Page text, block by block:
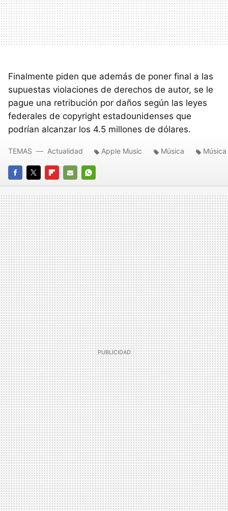
Finalmente piden que además de poner final a las
supuestas violaciones de derechos de autor, se le
pague una retribución por daños según las leyes
federales de copyright estadounidenses que
podrían alcanzar los 4.5 millones de dólares.
FACEBOOK
TWITTERFLIPBOARD
E-
MAIL
WHATSAPP
TEMAS Actualidad Apple Music Música